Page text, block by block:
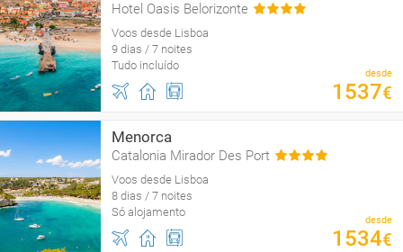
Hotel Oasis Belorizonte
Voos desde Lisboa
9 dias / 7 noites
Tudo incluído
desde
1537€
Menorca
Catalonia Mirador Des Port
Voos desde Lisboa
8 dias / 7 noites
Só alojamento
desde
1534€